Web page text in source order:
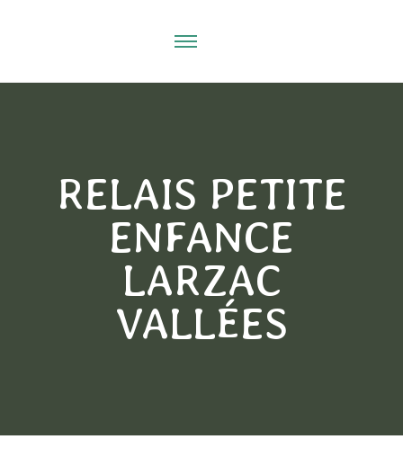
RELAIS PETITE
ENFANCE
LARZAC
VALLÉES